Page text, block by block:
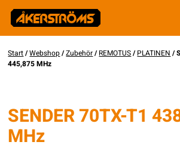
Start/Webshop/Zubehör/REMOTUS/PLATINEN /
445,875 MHz
SENDER 70TX-T1
MHz